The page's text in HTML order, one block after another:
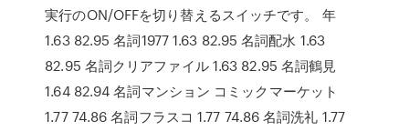
実行のON/OFFを切り替えるスイッチです。 年
1.63 82.95 名詞1977 1.63 82.95 名詞配水 1.63
82.95 名詞クリアファイル 1.63 82.95 名詞鶴見
1.64 82.94 名詞マンション コミックマーケット
1.77 74.86 名詞フラスコ 1.77 74.86 名詞洗礼 1.77